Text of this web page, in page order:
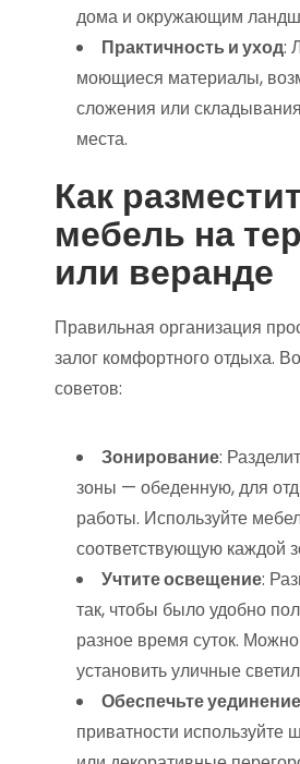
дома и окружающим
Практичность и уход:
моющиеся материалы,
сложения или
места.
Как
мебель на
или веранде
Правильная организация
залог комфортного отдыха.
советов:
Зонирование:
зоны — обеденную, для
работы. Используйте
соответствующую каждой
Учтите освещение:
так, чтобы было удобно
разное время суток.
установить уличные
Обеспечьте уединение
приватности используйте